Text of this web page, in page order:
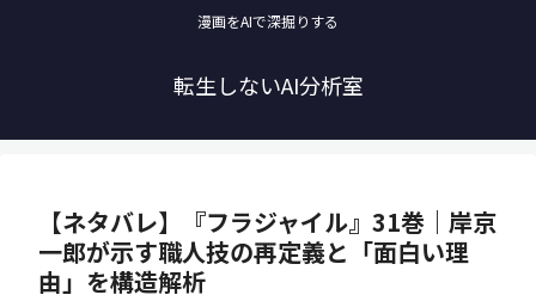
漫画をAIで深掘りする
転生しないAI分析室
【ネタバレ】『フラジャイル』31巻｜岸京
一郎が示す職人技の再定義と「面白い理
由」を構造解析